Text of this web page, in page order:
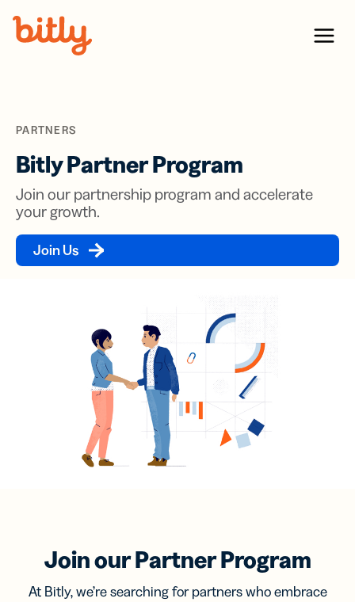
Menu
PARTNERS
Bitly Partner Program
Join our partnership program and accelerate
your growth.
Join Us
Join our Partner Program
At Bitly, we’re searching for partners who embrace